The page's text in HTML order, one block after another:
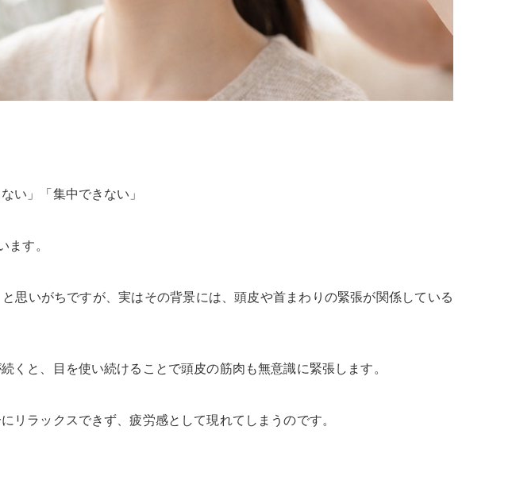
い」「集中できない」
ます。
思いがちですが、実はその背景には、頭皮や首まわりの緊張が関係している
くと、目を使い続けることで頭皮の筋肉も無意識に緊張します。
リラックスできず、疲労感として現れてしまうのです。